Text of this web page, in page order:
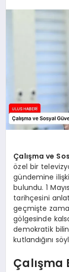
Çalışma ve
özel bir
gündemine
bulundu. 1
tarihçesini
geçmişte
gölgesinde
demokratik
kutlandığını
Çalışma